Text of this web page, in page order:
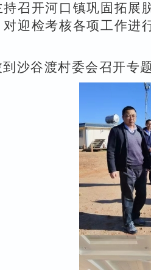
召开河口镇巩固拓展
迎检考核各项工作进
沙谷渡村委会召开专